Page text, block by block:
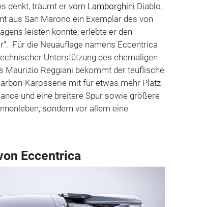
denkt, träumt er vom Lamborghini Diablo.
aus San Marono ein Exemplar des von
leisten konnte, erlebte er den
Für die Neuauflage namens Eccentrica
Unterstützung des ehemaligen
Maurizio Reggiani bekommt der teuflische
Karosserie mit für etwas mehr Platz
und eine breitere Spur sowie größere
sondern vor allem eine
Eccentrica